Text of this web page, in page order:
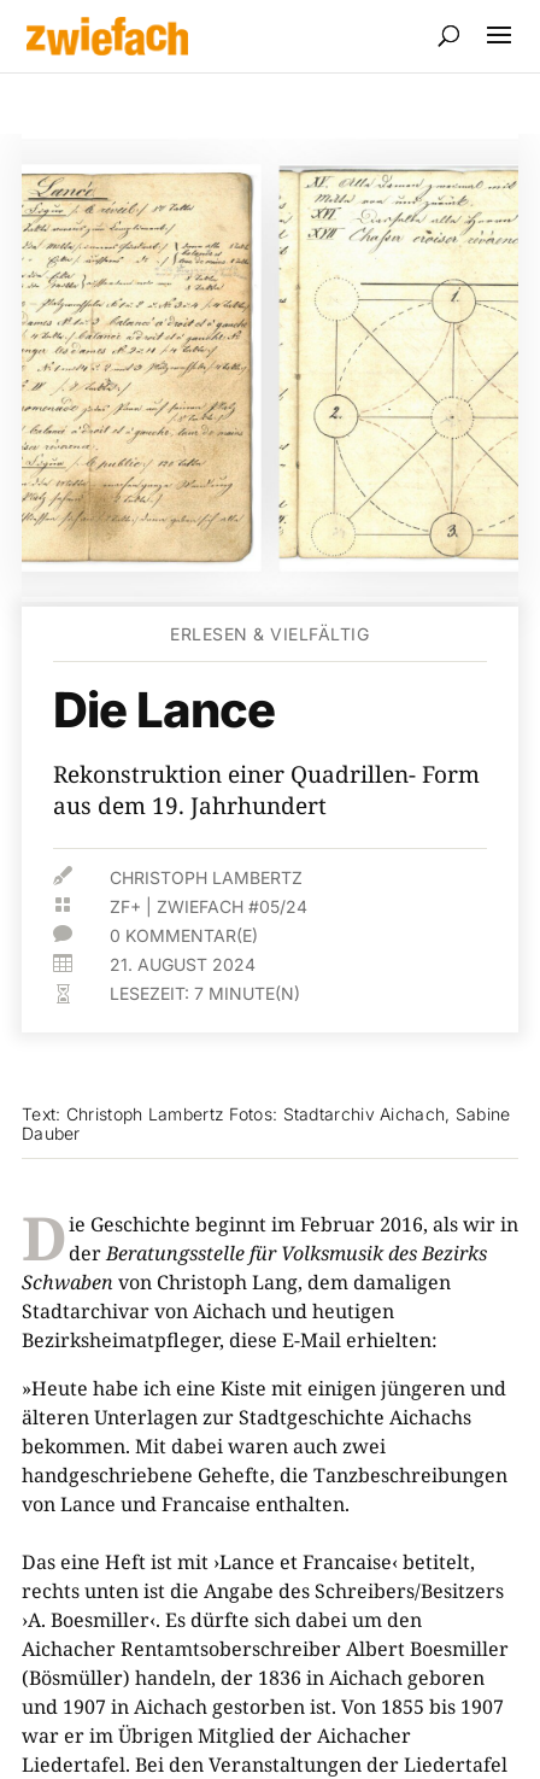
ERLESEN & VIELFÄLTIG
Die Lance
Rekonstruktion einer Quadrillen- Form
aus dem 19. Jahrhundert
 CHRISTOPH LAMBERTZ
 ZF+ |ZWIEFACH #05/24
 0 KOMMENTAR(E)
 21. AUGUST 2024
 LESEZEIT:7 MINUTE(N)
Text: Christoph Lambertz Fotos: Stadtarchiv Aichach, Sabine
Dauber
Die Geschichte beginnt im Februar 2016, als wir in
derBeratungsstelle für Volksmusik des Bezirks
Schwaben von Christoph Lang, dem damaligen
Stadtarchivar von Aichach und heutigen
Bezirksheimatpfleger, diese E-Mail erhielten:
»Heute habe ich eine Kiste mit einigen jüngeren und
älteren Unterlagen zur Stadtgeschichte Aichachs
bekommen. Mit dabei waren auch zwei
handgeschriebene Gehefte, die Tanzbeschreibungen
von Lance und Francaise enthalten.
Das eine Heft ist mit ›Lance et Francaise‹ betitelt,
rechts unten ist die Angabe des Schreibers/Besitzers
›A. Boesmiller‹. Es dürfte sich dabei um den
Aichacher Rentamtsoberschreiber Albert Boesmiller
(Bösmüller) handeln, der 1836 in Aichach geboren
und 1907 in Aichach gestorben ist. Von 1855 bis 1907
war er im Übrigen Mitglied der Aichacher
Liedertafel. Bei den Veranstaltungen der Liedertafel